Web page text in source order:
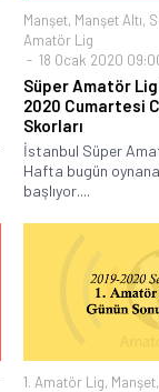
Manşet, Manşet Altı,
Amatör Lig
18 Ocak 2020
Süper Amatör Lig
2020 Cumartesi
Skorları
İstanbul Süper
Hafta bugün
başlıyor....
1. Amatör Lig, Manşet,